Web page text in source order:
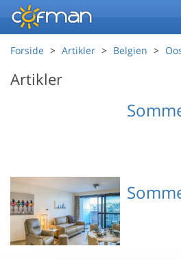
Forside Artikler Belgien
Artikler